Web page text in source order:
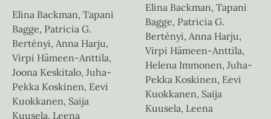
Elina Backman, Tapani
Bagge, Patricia G.
Bertényi, Anna Harju,
Virpi Hämeen-Anttila,
Joona Keskitalo, Juha-
Pekka Koskinen, Eevi
Kuokkanen, Saija
Kuusela, Leena
Elina Backman, Tapani
Bagge, Patricia G.
Bertényi, Anna Harju,
Virpi Hämeen-Anttila,
Helena Immonen, Juha-
Pekka Koskinen, Eevi
Kuokkanen, Saija
Kuusela, Leena